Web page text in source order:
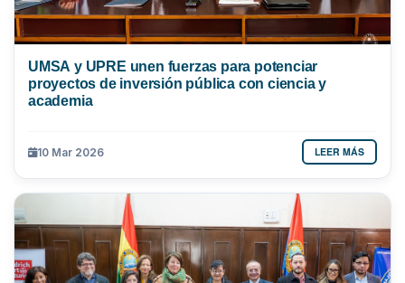
UMSA y UPRE unen fuerzas para potenciar
proyectos de inversión pública con ciencia y
academia
10 Mar 2026 LEER MÁS